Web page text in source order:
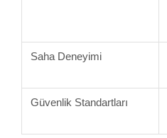
Saha Deneyimi
Güvenlik Standartları